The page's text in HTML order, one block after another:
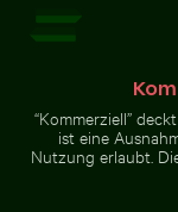
Sächsische
Schweiz, Bad
Zur Stock-
“Kommerziell”
ist eine
Nutzung erlaubt.